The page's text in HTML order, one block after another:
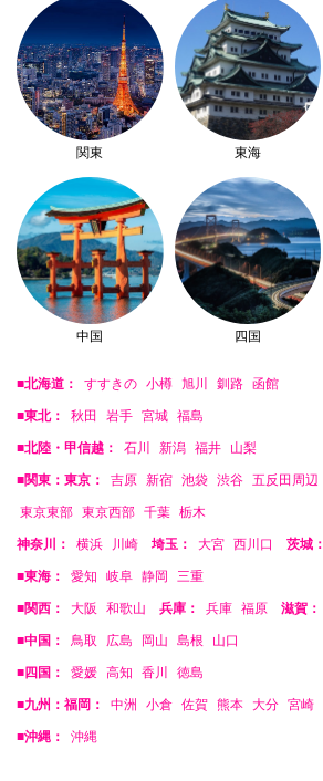
関東 東海
中国 四国
■北海道： すすきの 小樽 旭川 釧路 函館
■東北： 秋田 岩手 宮城 福島
■北陸・甲信越： 石川 新潟 福井 山梨
■関東：東京： 吉原 新宿 池袋 渋谷 五反田周辺
東京東部 東京西部 千葉 栃木
神奈川： 横浜 川崎 埼玉： 大宮 西川口 茨城：
■東海： 愛知 岐阜 静岡 三重
■関西： 大阪 和歌山 兵庫： 兵庫 福原 滋賀：
■中国： 鳥取 広島 岡山 島根 山口
■四国： 愛媛 高知 香川 徳島
■九州：福岡： 中洲 小倉 佐賀 熊本 大分 宮崎
■沖縄： 沖縄